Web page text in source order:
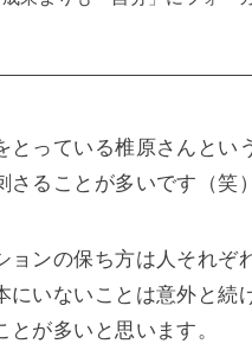
とっている椎原さんとい
さることが多いです（笑
ョンの保ち方は人それぞ
にいないことは意外と続
とが多いと思います。